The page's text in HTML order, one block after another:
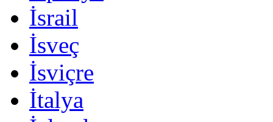
İsrail
İsveç
İsviçre
İtalya